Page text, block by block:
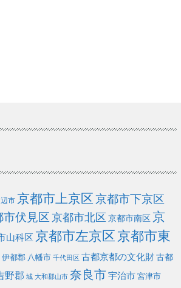
市 京都市上京区京都市下京区
市伏見区京都市北区 京都市南区 京
山科区 京都市左京区京都市東
伊都郡 八幡市 千代田区 古都京都の文化財古都
野郡 城 大和郡山市 奈良市宇治市 宮津市